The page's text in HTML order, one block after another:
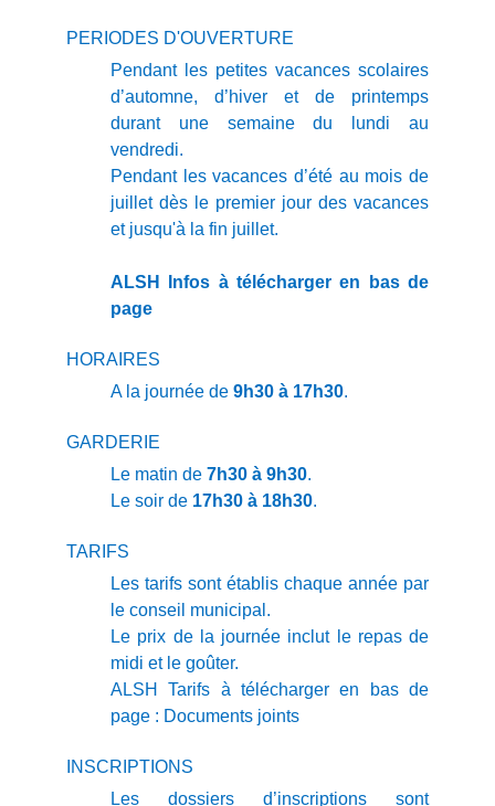
PERIODES D'OUVERTURE
Pendant les petites vacances scolaires
d’automne, d’hiver et de printemps
durant une semaine du lundi au
vendredi.
Pendant les vacances d’été au mois de
juillet dès le premier jour des vacances
et jusqu'à la fin juillet.
ALSH Infos à télécharger en bas de
page
HORAIRES
A la journée de 9h30 à 17h30.
GARDERIE
Le matin de 7h30 à 9h30.
Le soir de 17h30 à 18h30.
TARIFS
Les tarifs sont établis chaque année par
le conseil municipal.
Le prix de la journée inclut le repas de
midi et le goûter.
ALSH Tarifs à télécharger en bas de
page : Documents joints
INSCRIPTIONS
Les dossiers d’inscriptions sont